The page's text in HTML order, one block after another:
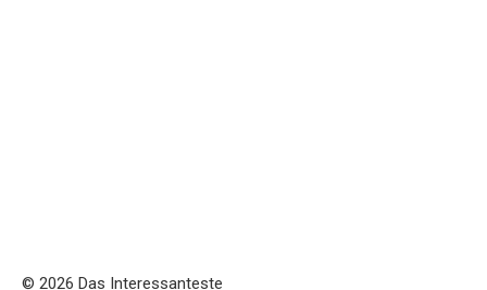
© 2026 Das Interessanteste